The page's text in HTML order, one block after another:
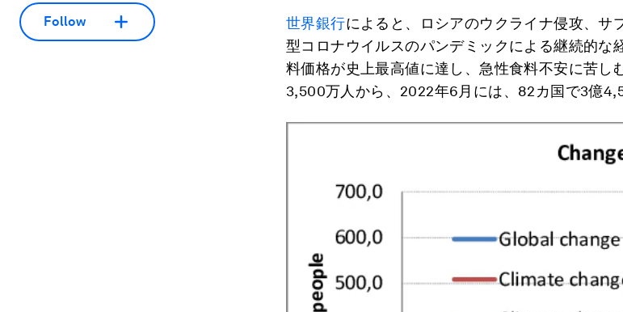
Follow 世界銀行によると、ロシアのウクライナ侵攻、サ
型コロナウイルスのパンデミックによる継続的な
料価格が史上最高値に達し、急性食料不安に苦し
3,500万人から、2022年6月には、82カ国で3億